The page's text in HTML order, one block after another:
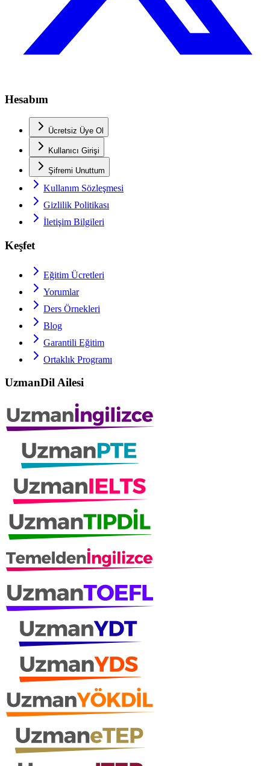
Hesabım
Ücretsiz Üye Ol
Kullanıcı Girişi
Şifremi Unuttum
Kullanım Sözleşmesi
Gizlilik Politikası
İletişim Bilgileri
Keşfet
Eğitim Ücretleri
Yorumlar
Ders Örnekleri
Blog
Garantili Eğitim
Ortaklık Programı
UzmanDil Ailesi